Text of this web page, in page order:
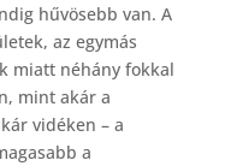
hűvösebb van. A
az egymás
miatt néhány fokkal
mint akár a
vidéken – a
a